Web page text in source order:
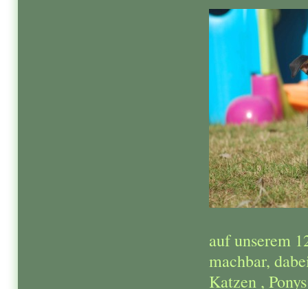
auf unserem
machbar,
Katzen ,